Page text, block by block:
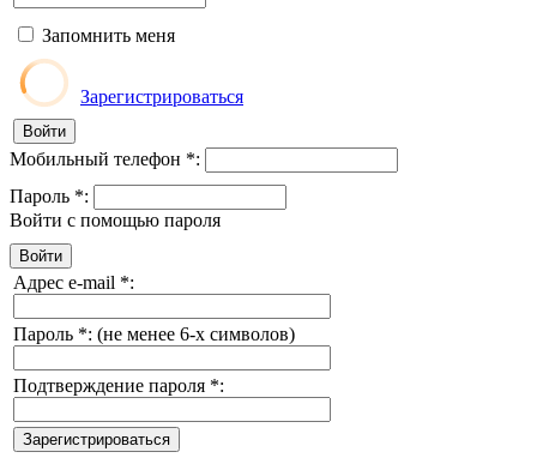
Запомнить меня
Зарегистрироваться
Мобильный телефон *:
Пароль *:
Войти с помощью пароля
Адрес e-mail *:
Пароль *: (не менее 6-х символов)
Подтверждение пароля *: